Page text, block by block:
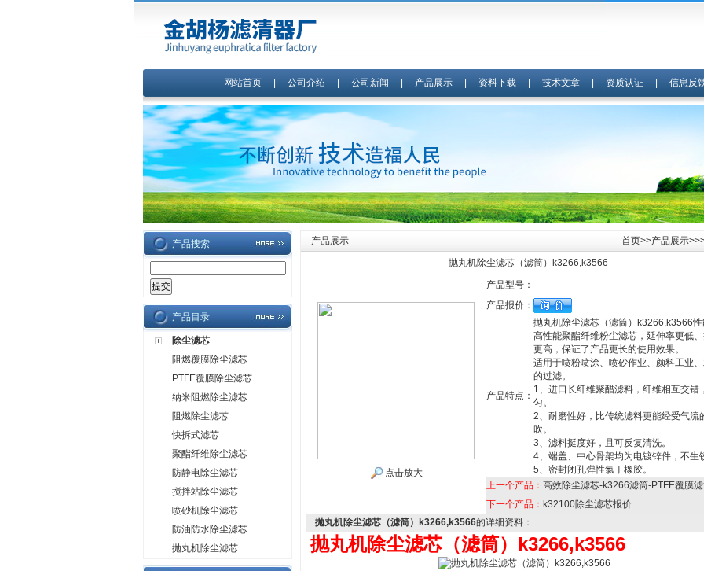
网站首页| 公司介绍 公司新闻 产品展示| 资料下载| 技术文章| 资质认证| 信息反
产品搜索
产品目录
除尘滤芯
阻燃覆膜除尘滤芯
PTFE覆膜除尘滤芯
纳米阻燃除尘滤芯
阻燃除尘滤芯
快拆式滤芯
聚酯纤维除尘滤芯
防静电除尘滤芯
搅拌站除尘滤芯
喷砂机除尘滤芯
防油防水除尘滤芯
抛丸机除尘滤芯
产品展示 首页>>产品展示
抛丸机除尘滤芯（滤筒）k3266,k3566
点击放大
产品型号：
产品报价：
产品特点：
抛丸机除尘滤芯（滤筒）k3266,k3566
高性能聚酯纤维粉尘滤芯，延伸率更低
更高，保证了产品更长的使用效果。
适用于喷粉喷涂、喷砂作业、颜料工业
的过滤。
1、进口长纤维聚醋滤料，纤维相互交错
匀。
2、耐磨性好，比传统滤料更能经受气流
吹。
3、滤料挺度好，且可反复清洗。
4、端盖、中心骨架均为电镀锌件，不生
5、密封闭孔弹性氯丁橡胶。
上一个产品： 高效除尘滤芯-k3266滤筒-PTFE覆膜
下一个产品： k32100除尘滤芯报价
抛丸机除尘滤芯（滤筒）k3266,k3566的详细资料：
抛丸机除尘滤芯（滤筒）k3266,k3566